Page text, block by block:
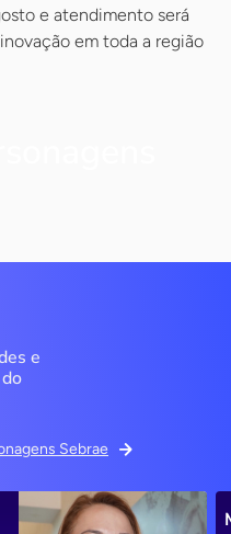
e atendimento será
em toda a região
e
Sebrae